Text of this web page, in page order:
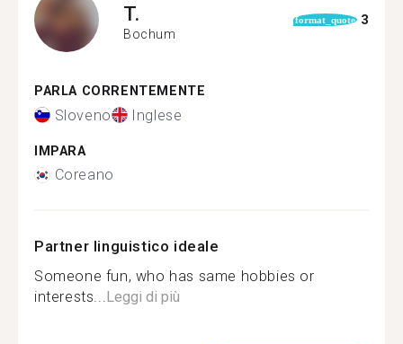
T.
Bochum
format_quote 3
PARLA CORRENTEMENTE
Sloveno Inglese
IMPARA
Coreano
Partner linguistico ideale
Someone fun, who has same hobbies or
interests...Leggi di più